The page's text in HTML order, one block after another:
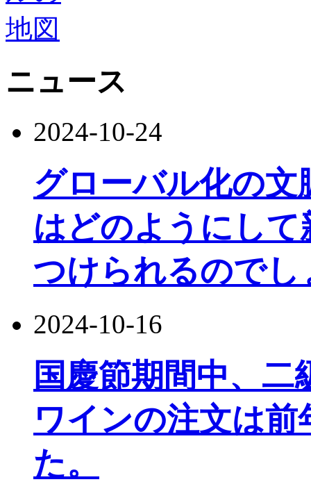
ニュース
2024-10-24
グローバル化の
はどのようにし
つけられるのでし
2024-10-16
国慶節期間中、
ワインの注文は前
た。